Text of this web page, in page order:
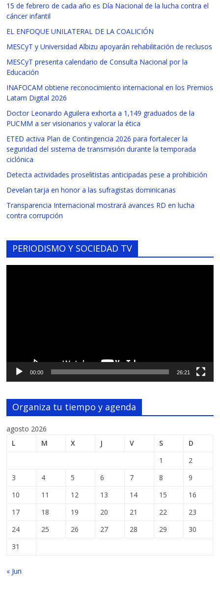
15 de febrero de cada año es Día Nacional de la lucha contra el
cáncer infantil
EL ENFOQUE UNILATERAL DE LA COALICIÓN
MESCyT y Universidad Albizu apoyarán rehabilitación de reclusos
MESCyT presenta calendario de Consulta Nacional por la
Educación
INAFOCAM obtiene reconocimiento internacional en los Premios
Latam Digital 2026
Doctor Leonardo Aguilera exhorta a 1,149 graduados de la
PUCMM a ser visionarios y valorar la ética
ETED activa Plan de Contingencia 2026 para fortalecer la
seguridad del sistema de transmisión durante la temporada
ciclónica
Detecta actividades proselitistas anticipadas pese a prohibición
Develan tarja en honor a las sufragistas dominicanas
Transparencia Internacional mostrará avances RD en lucha
contra corrupción
PERIODISMO Y SOCIEDAD TV
00:00 26:21
Organiza tu tiempo y agenda
agosto 2026
L
M X J V S
D
1
2
3
4 5 6 7 8
9
10
11 12 13 14 15
16
17
18 19 20 21 22
23
24
25 26 27 28 29
30
31
« Jun